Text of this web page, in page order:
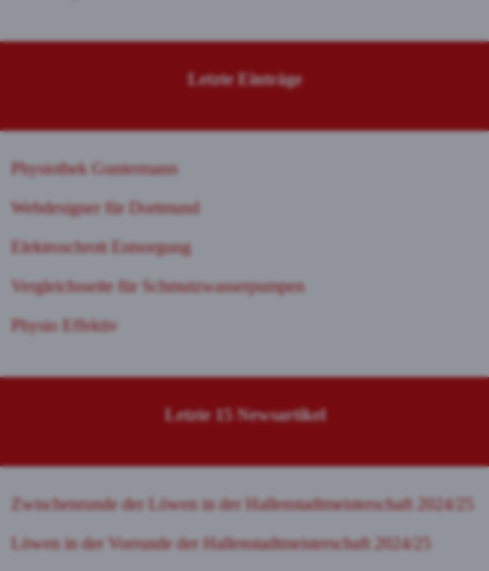
Letzte Einträge
Physiothek Guntermann
Webdesigner für Dortmund
Elektroschrott Entsorgung
Vergleichsseite für Schmutzwasserpumpen
Physio Effektiv
Letzte 15 Newsartikel
Zwischenrunde der Löwen in der Hallenstadtmeisterschaft 2024/25
Löwen in der Vorrunde der Hallenstadtmeisterschaft 2024/25